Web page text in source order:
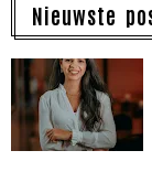
Nieuwste